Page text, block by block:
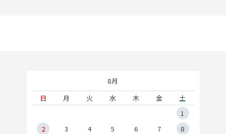
8月
日
月 火 水 木 金
土
1
2
3 4 5 6 7
8